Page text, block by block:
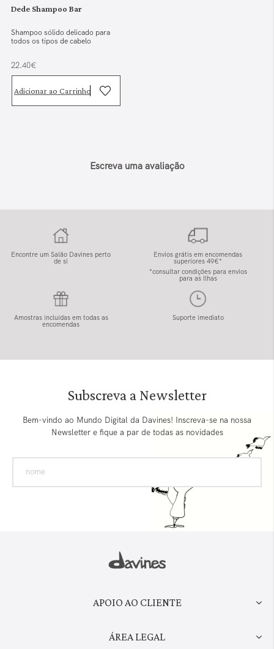
Dede Shampoo Bar
Shampoo sólido delicado para
todos os tipos de cabelo
22.40€
Adicionar ao Carrinho
Escreva uma avaliação
Encontre um Salão Davines perto
de si
Envios grátis em encomendas
superiores 49€*
*consultar condições para envios
para as Ilhas
Amostras incluídas em todas as
encomendas
Suporte imediato
Subscreva a Newsletter
Bem-vindo ao Mundo Digital da Davines! Inscreva-se na nossa
Newsletter e fique a par de todas as novidades
APOIO AO CLIENTE
ÁREA LEGAL